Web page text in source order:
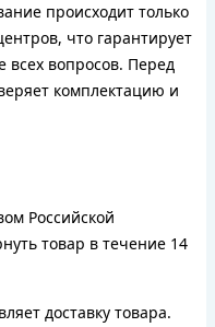
происходит только
что гарантирует
всех вопросов. Перед
комплектацию и
Российской
товар в течение 14
доставку товара.